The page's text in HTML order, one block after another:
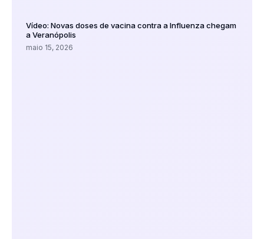
Vídeo: Novas doses de vacina contra a Influenza chegam
a Veranópolis
maio 15, 2026